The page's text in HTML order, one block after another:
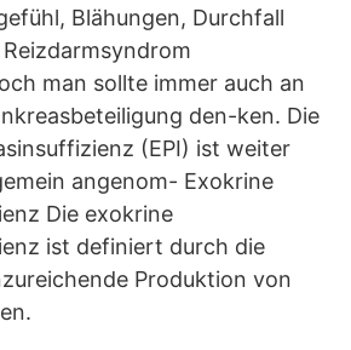
Blähungen, Durchfall
man sollte immer auch an
den-ken. Die
(EPI) ist weiter
angenom- Exokrine
Die exokrine
ist definiert durch die
Produktion von